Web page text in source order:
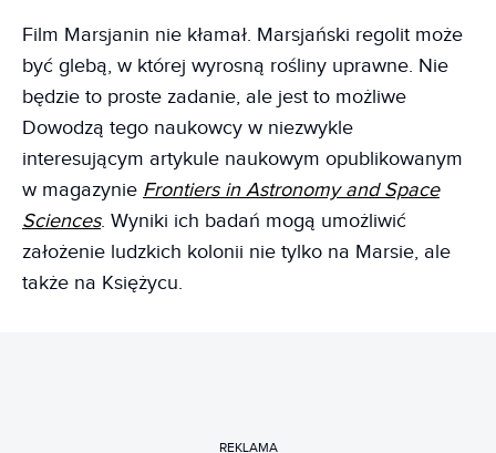
Film Marsjanin nie kłamał. Marsjański regolit może
być glebą, w której wyrosną rośliny uprawne. Nie
będzie to proste zadanie, ale jest to możliwe
Dowodzą tego naukowcy w niezwykle
interesującym artykule naukowym opublikowanym
w magazynie Frontiers in Astronomy and Space
Sciences. Wyniki ich badań mogą umożliwić
założenie ludzkich kolonii nie tylko na Marsie, ale
także na Księżycu.
REKLAMA